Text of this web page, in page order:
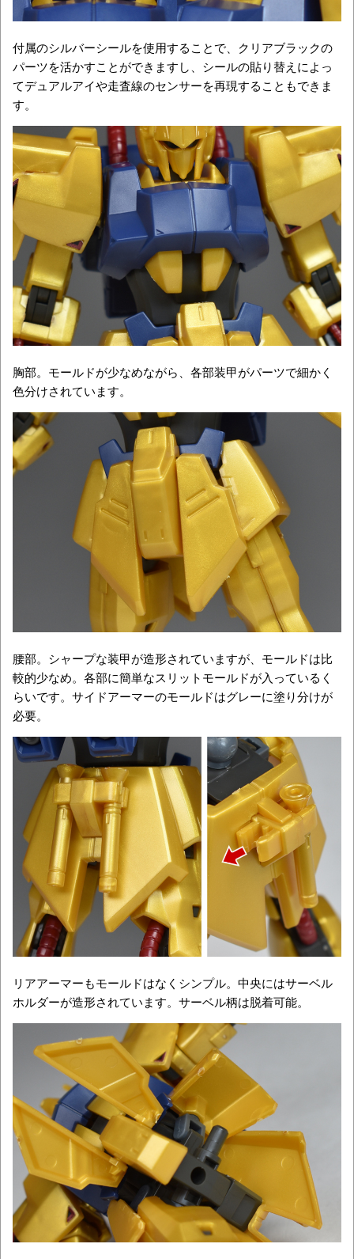
付属のシルバーシールを使用することで、クリアブラックの
パーツを活かすことができますし、シールの貼り替えによっ
てデュアルアイや走査線のセンサーを再現することもできま
す。
胸部。モールドが少なめながら、各部装甲がパーツで細かく
色分けされています。
腰部。シャープな装甲が造形されていますが、モールドは比
較的少なめ。各部に簡単なスリットモールドが入っているく
らいです。サイドアーマーのモールドはグレーに塗り分けが
必要。
リアアーマーもモールドはなくシンプル。中央にはサーベル
ホルダーが造形されています。サーベル柄は脱着可能。